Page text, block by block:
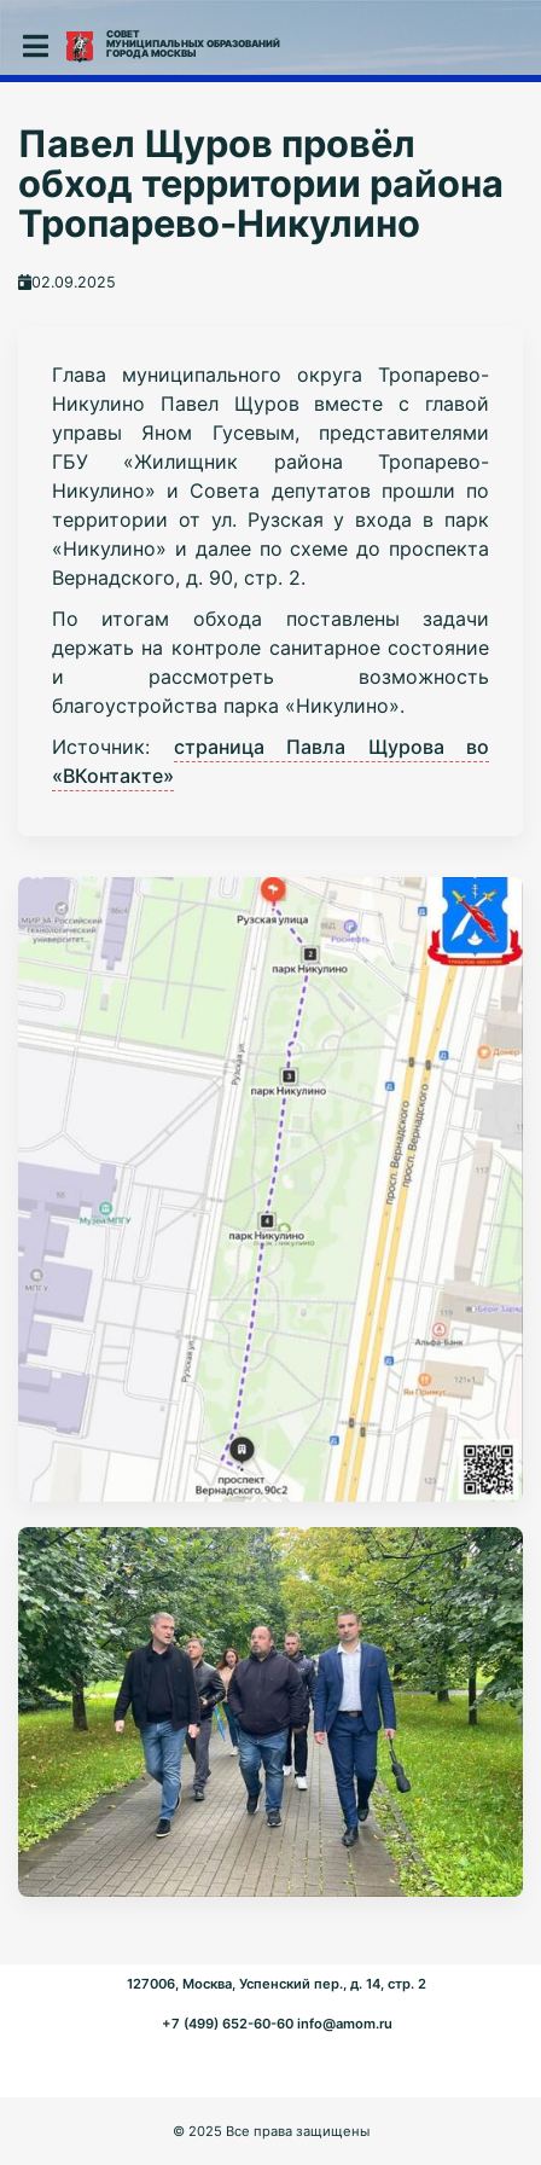
СОВЕТ
МУНИЦИПАЛЬНЫХ ОБРАЗОВАНИЙ
ГОРОДА МОСКВЫ
Павел Щуров провёл
обход территории района
Тропарево-Никулино
02.09.2025
Глава муниципального округа Тропарево-
Никулино Павел Щуров вместе с главой
управы Яном Гусевым, представителями
ГБУ «Жилищник района Тропарево-
Никулино» и Совета депутатов прошли по
территории от ул. Рузская у входа в парк
«Никулино» и далее по схеме до проспекта
Вернадского, д. 90, стр. 2.
По итогам обхода поставлены задачи
держать на контроле санитарное состояние
и рассмотреть возможность
благоустройства парка «Никулино».
Источник: страница Павла Щурова во
«ВКонтакте»
127006, Москва, Успенский пер., д. 14, стр. 2
+7 (499) 652-60-60 info@amom.ru
© 2025 Все права защищены